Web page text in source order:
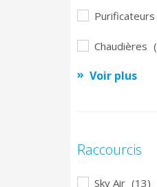
Chaudières
Voir plus
Raccourcis
Sky Air (13)